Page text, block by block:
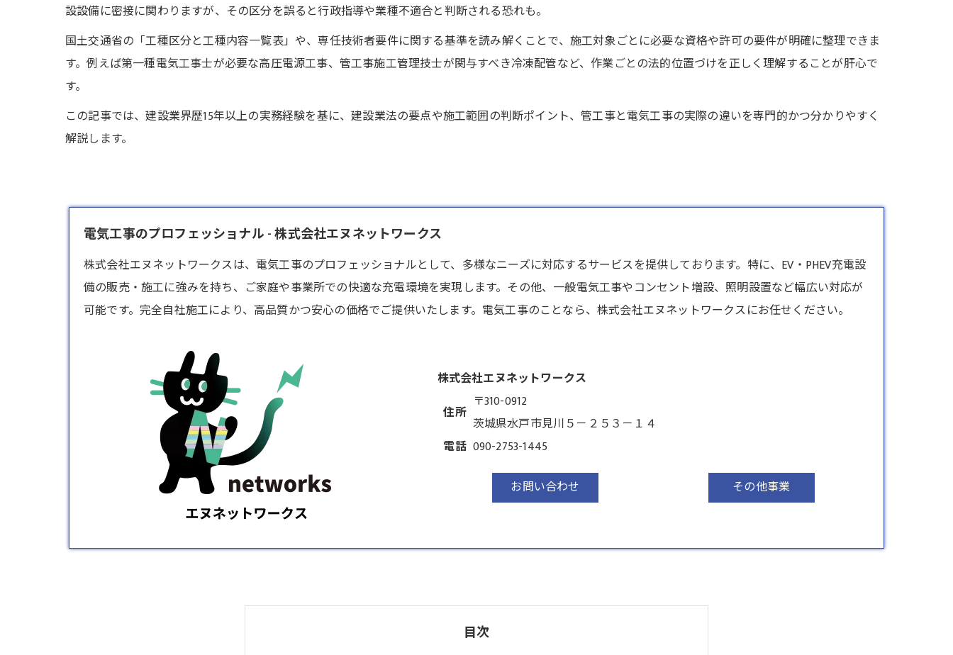
設設備に密接に関わりますが、その区分を誤ると行政指導や業種不適合と判断される恐れも。
国土交通省の「工種区分と工種内容一覧表」や、専任技術者要件に関する基準を読み解くことで、施工対象ごとに必要な資格や許可の要件が明確に整理できま
す。例えば第一種電気工事士が必要な高圧電源工事、管工事施工管理技士が関与すべき冷凍配管など、作業ごとの法的位置づけを正しく理解することが肝心で
す。
この記事では、建設業界歴15年以上の実務経験を基に、建設業法の要点や施工範囲の判断ポイント、管工事と電気工事の実際の違いを専門的かつ分かりやすく
解説します。
電気工事のプロフェッショナル - 株式会社エヌネットワークス
株式会社エヌネットワークスは、 電気工事のプロフェッショナルとして、多様なニーズに対応するサービスを提供しております。特に、EV・PHEV充電設
備の販売・施工に強みを持ち、ご家庭や事業所での快適な充電環境を実現します。その他、一般電気工事やコンセント増設、照明設置など幅広い対応が
可能です。完全自社施工により、高品質かつ安心の価格でご提供いたします。電気工事のことなら、株式会社エヌネットワークスにお任せください。
株式会社エヌネットワークス
住所
〒310-0912
茨城県水戸市見川５－２５３－１４
電話 090-2753-1445
お問い合わせ その他事業
目次